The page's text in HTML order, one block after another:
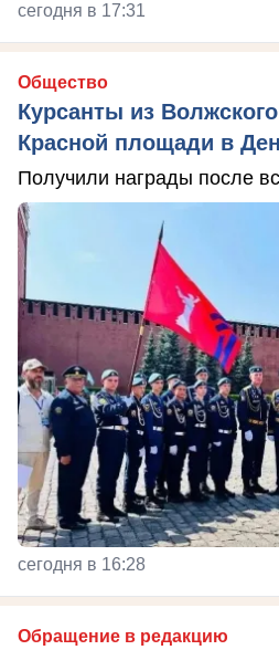
сегодня в 17:31
Общество
Курсанты из
Красной площади в
Получили награды после
сегодня в 16:28
Обращение в редакцию